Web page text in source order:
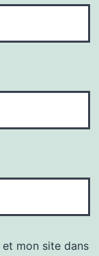
mon site dans